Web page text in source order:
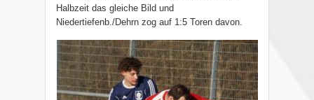
Halbzeit das gleiche Bild und
Niedertiefenb./Dehrn zog auf 1:5 Toren davon.